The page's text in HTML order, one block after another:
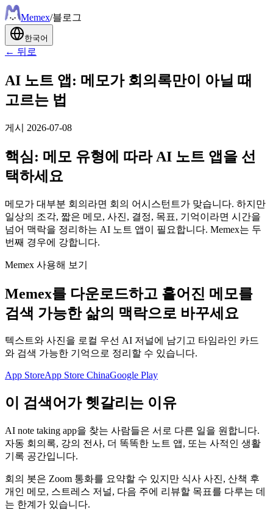
Memex/블로그
한국어
← 뒤로
AI 노트 앱: 메모가 회의록만이 아닐 때
고르는 법
게시 2026-07-08
핵심: 메모 유형에 따라 AI 노트 앱을 선
택하세요
메모가 대부분 회의라면 회의 어시스턴트가 맞습니다. 하지만
일상의 조각, 짧은 메모, 사진, 결정, 목표, 기억이라면 시간을
넘어 맥락을 정리하는 AI 노트 앱이 필요합니다. Memex는 두
번째 경우에 강합니다.
Memex 사용해 보기
Memex를 다운로드하고 흩어진 메모를
검색 가능한 삶의 맥락으로 바꾸세요
텍스트와 사진을 로컬 우선 AI 저널에 남기고 타임라인 카드
와 검색 가능한 기억으로 정리할 수 있습니다.
App StoreApp Store ChinaGoogle Play
이 검색어가 헷갈리는 이유
AI note taking app을 찾는 사람들은 서로 다른 일을 원합니다.
자동 회의록, 강의 전사, 더 똑똑한 노트 앱, 또는 사적인 생활
기록 공간입니다.
회의 봇은 Zoom 통화를 요약할 수 있지만 식사 사진, 산책 후
개인 메모, 스트레스 저널, 다음 주에 리뷰할 목표를 다루는 데
는 한계가 있습니다.